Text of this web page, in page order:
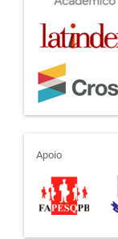
apoio
Apoio